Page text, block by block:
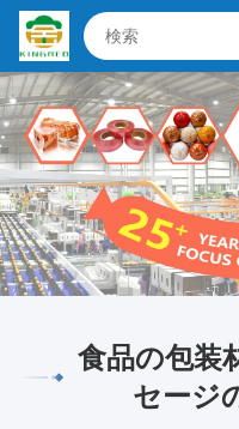
食品の包装
セージ